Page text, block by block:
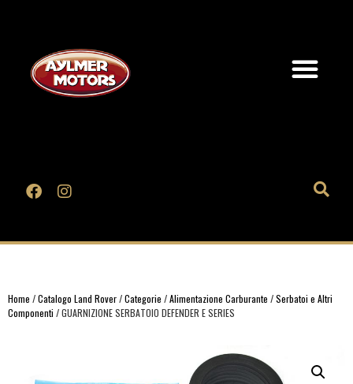
Home /Catalogo Land Rover/Categorie /Alimentazione Carburante /Serbatoi e Altri
Componenti / GUARNIZIONE SERBATOIO DEFENDER E SERIES